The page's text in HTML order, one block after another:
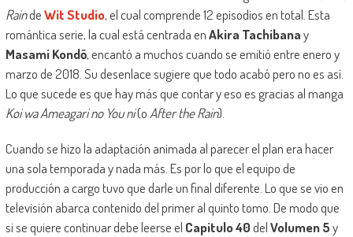
RaindeWit Studio, el cual comprende 12 episodios en total. Esta
romántica serie, la cual está centrada enAkira Tachibanay
Masami Kondō, encantó a muchos cuando se emitió entre enero y
marzo de 2018. Su desenlace sugiere que todo acabó pero no es así.
Lo que sucede es que hay más que contar y eso es gracias al manga
Koi wa Ameagari no You ni(o After the Rain).
Cuando se hizo la adaptación animada al parecer el plan era hacer
una sola temporada y nada más. Es por lo que el equipo de
producción a cargo tuvo que darle un final diferente. Lo que se vio en
televisión abarca contenido del primer al quinto tomo. De modo que
si se quiere continuar debe leerse el Capitulo 40delVolumen 5y